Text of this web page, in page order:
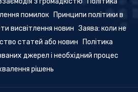
помилок
Принципи політики в
висвітлення новин Заява: коли не
статей або новин
Політика
джерел і необхідний процес
рішень